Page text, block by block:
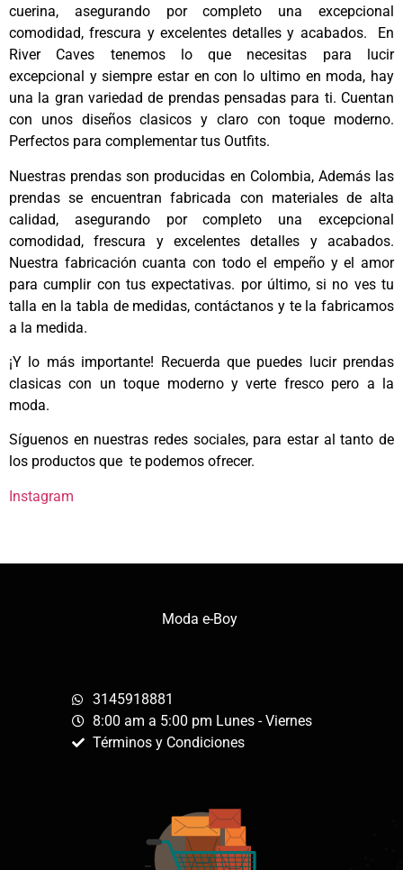
cuerina, asegurando por completo una excepcional
comodidad, frescura y excelentes detalles y acabados. En
River Caves tenemos lo que necesitas para lucir
excepcional y siempre estar en con lo ultimo en moda, hay
una la gran variedad de prendas pensadas para ti. Cuentan
con unos diseños clasicos y claro con toque moderno.
Perfectos para complementar tus Outfits.
Nuestras prendas son producidas en Colombia, Además las
prendas se encuentran fabricada con materiales de alta
calidad, asegurando por completo una excepcional
comodidad, frescura y excelentes detalles y acabados.
Nuestra fabricación cuanta con todo el empeño y el amor
para cumplir con tus expectativas. por último, si no ves tu
talla en la tabla de medidas, contáctanos y te la fabricamos
a la medida.
¡Y lo más importante! Recuerda que puedes lucir prendas
clasicas con un toque moderno y verte fresco pero a la
moda.
Síguenos en nuestras redes sociales, para estar al tanto de
los productos que te podemos ofrecer.
Instagram
Moda e-Boy
3145918881
8:00 am a 5:00 pm Lunes - Viernes
Términos y Condiciones